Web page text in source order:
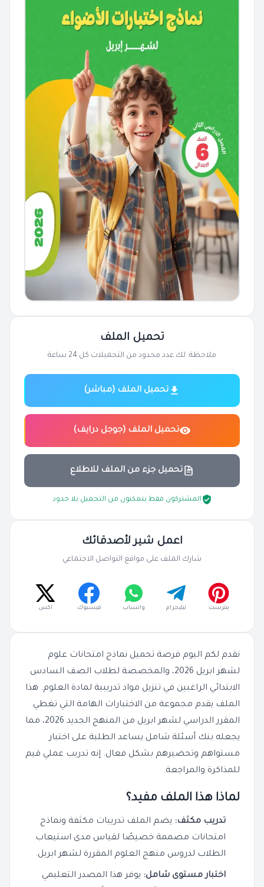
نقدم لكم اليوم فرصة تحميل نماذج امتحانات علوم
لشهر ابريل 2026، والمخصصة لطلاب الصف السادس
الابتدائي الراغبين في تنزيل مواد تدريبية لمادة العلوم. هذا
الملف يقدم مجموعة من الاختبارات الهامة التي تغطي
المقرر الدراسي لشهر ابريل من المنهج الجديد 2026، مما
يجعله بنك أسئلة شامل يساعد الطلبة على اختبار
مستواهم وتحضيرهم بشكل فعال. إنه تدريب عملي قيم
للمذاكرة والمراجعة.
لماذا هذا الملف مفيد؟
تدريب مكثف: يضم الملف تدريبات مكثفة ونماذج
امتحانات مصممة خصيصًا لقياس مدى استيعاب
الطلاب لدروس منهج العلوم المقررة لشهر ابريل.
اختبار مستوى شامل: يوفر هذا المصدر التعليمي
تحميل الملف
ملاحظة: لك عدد محدود من التحميلات كل 24 ساعة
تحميل الملف (مباشر)
تحميل الملف (جوجل درايف)
تحميل جزء من الملف للاطلاع
المشتركون فقط يتمكنون من التحميل بلا حدود
اعمل شير لأصدقائك
شارك الملف على مواقع التواصل الاجتماعي
بنترست تيليجرام واتساب فيسبوك اكس